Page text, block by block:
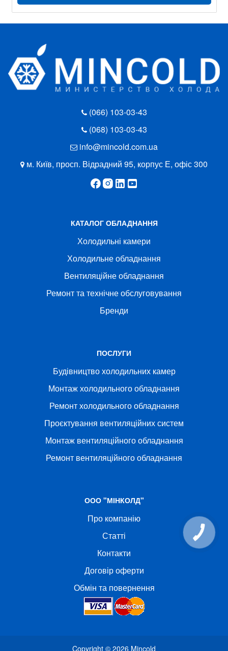
(066) 103-03-43
(068) 103-03-43
info@mincold.com.ua
м. Київ, просп. Відрадний 95, корпус Е, офіс 300
КАТАЛОГ ОБЛАДНАННЯ
Холодильні камери
Холодильне обладнання
Вентиляційне обладнання
Ремонт та технічне обслуговування
Бренди
ПОСЛУГИ
Будівництво холодильних камер
Монтаж холодильного обладнання
Ремонт холодильного обладнання
Проєктування вентиляційних систем
Монтаж вентиляційного обладнання
Ремонт вентиляційного обладнання
ООО "МІНКОЛД"
Про компанію
Статті
Контакти
Договір оферти
Обмін та повернення
Copyright © 2026 Mincold